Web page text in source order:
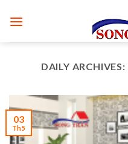
DAILY ARCHIVES:
03
Th5